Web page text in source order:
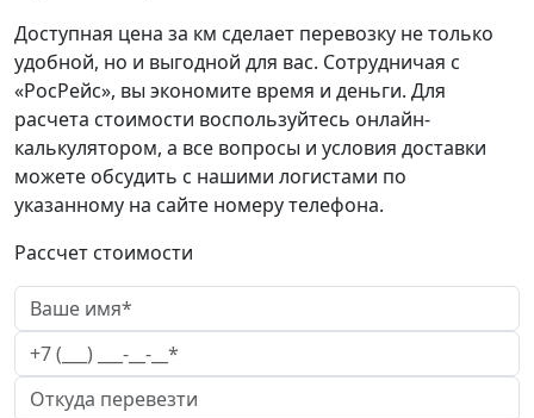
Доступная цена за км сделает перевозку не только
удобной, но и выгодной для вас. Сотрудничая с
«РосРейс», вы экономите время и деньги. Для
расчета стоимости воспользуйтесь онлайн-
калькулятором, а все вопросы и условия доставки
можете обсудить с нашими логистами по
указанному на сайте номеру телефона.
Рассчет стоимости